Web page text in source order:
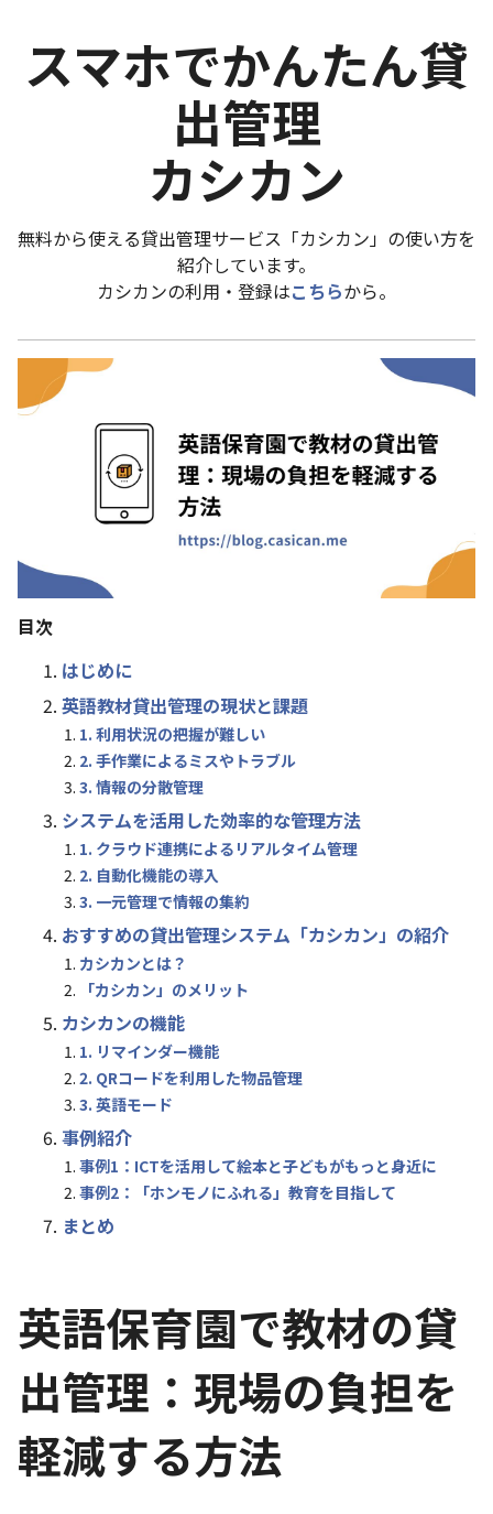
スマホでかんたん貸
出管理
カシカン
無料から使える貸出管理サービス「カシカン」の使い方を
紹介しています。
カシカンの利用・登録はこちらから。
目次
はじめに
英語教材貸出管理の現状と課題
1. 利用状況の把握が難しい
2. 手作業によるミスやトラブル
3. 情報の分散管理
システムを活用した効率的な管理方法
1. クラウド連携によるリアルタイム管理
2. 自動化機能の導入
3. 一元管理で情報の集約
おすすめの貸出管理システム「カシカン」の紹介
カシカンとは？
「カシカン」のメリット
カシカンの機能
1. リマインダー機能
2. QRコードを利用した物品管理
3. 英語モード
事例紹介
事例1：ICTを活用して絵本と子どもがもっと身近に
事例2：「ホンモノにふれる」教育を目指して
まとめ
英語保育園で教材の貸
出管理：現場の負担を
軽減する方法